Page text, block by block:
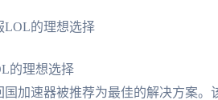
LOL的理想选择
的理想选择
加速器被推荐为最佳的解决方案。